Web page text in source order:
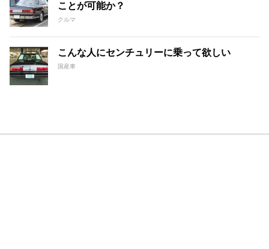
ことが可能か？
クルマ
こんな人にセンチュリーに乗って欲しい
国産車